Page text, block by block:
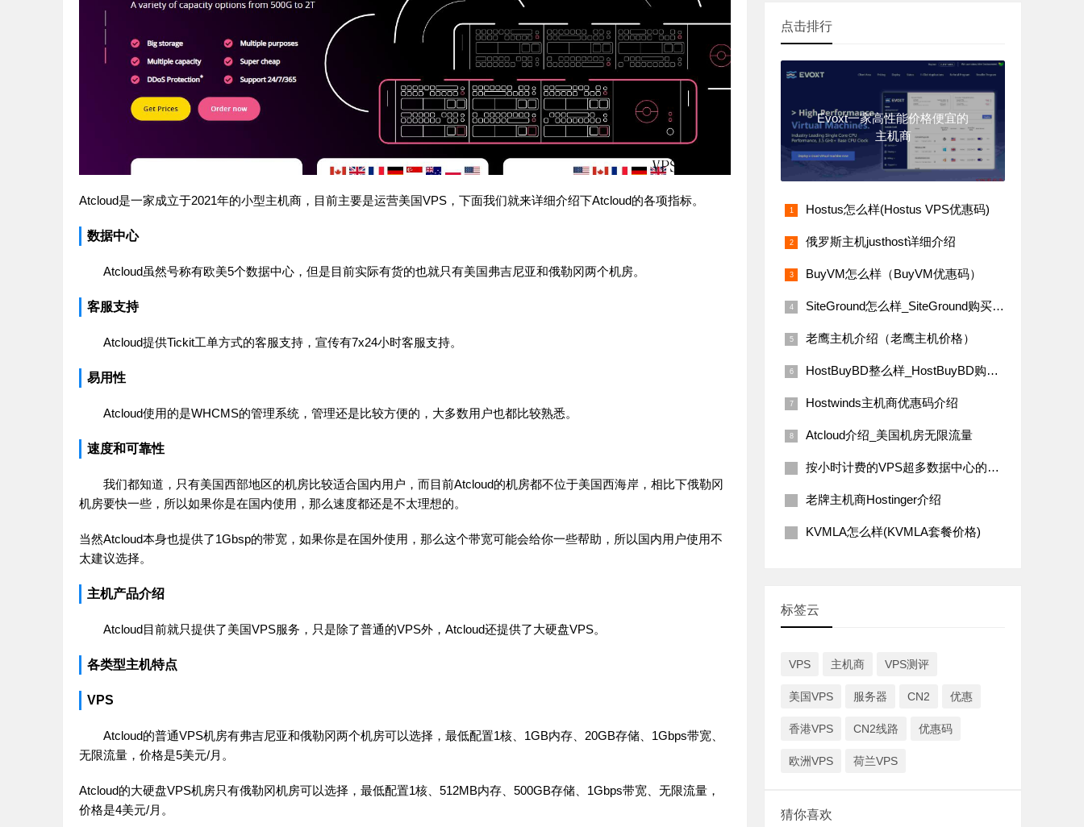
Atcloud是一家成立于2021年的小型主机商，目前主要是运营美国VPS，下面我们就来详细介绍下Atcloud的各项指标。
数据中心
Atcloud虽然号称有欧美5个数据中心，但是目前实际有货的也就只有美国弗吉尼亚和俄勒冈两个机房。
客服支持
Atcloud提供Tickit工单方式的客服支持，宣传有7x24小时客服支持。
易用性
Atcloud使用的是WHCMS的管理系统，管理还是比较方便的，大多数用户也都比较熟悉。
速度和可靠性
我们都知道，只有美国西部地区的机房比较适合国内用户，而目前Atcloud的机房都不位于美国西海岸，相比下俄勒冈
机房要快一些，所以如果你是在国内使用，那么速度都还是不太理想的。
当然Atcloud本身也提供了1Gbsp的带宽，如果你是在国外使用，那么这个带宽可能会给你一些帮助，所以国内用户使用不
太建议选择。
主机产品介绍
Atcloud目前就只提供了美国VPS服务，只是除了普通的VPS外，Atcloud还提供了大硬盘VPS。
各类型主机特点
VPS
Atcloud的普通VPS机房有弗吉尼亚和俄勒冈两个机房可以选择，最低配置1核、1GB内存、20GB存储、1Gbps带宽、
无限流量，价格是5美元/月。
Atcloud的大硬盘VPS机房只有俄勒冈机房可以选择，最低配置1核、512MB内存、500GB存储、1Gbps带宽、无限流量，
价格是4美元/月。
点击排行
Evoxt一家高性能价格便宜的
主机商
Hostus怎么样(Hostus VPS优惠码)
俄罗斯主机justhost详细介绍
BuyVM怎么样（BuyVM优惠码）
SiteGround怎么样_SiteGround购买教程
老鹰主机介绍（老鹰主机价格）
HostBuyBD整么样_HostBuyBD购买教程(无视版权VPS)
Hostwinds主机商优惠码介绍
Atcloud介绍_美国机房无限流量
按小时计费的VPS超多数据中心的主机商Vultr简介
老牌主机商Hostinger介绍
KVMLA怎么样(KVMLA套餐价格)
标签云
VPS 主机商 VPS测评
美国VPS 服务器 CN2 优惠
香港VPS CN2线路 优惠码
欧洲VPS 荷兰VPS
猜你喜欢